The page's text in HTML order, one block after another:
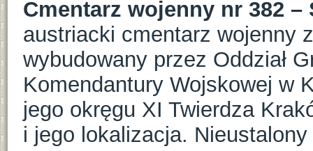
Cmentarz wojenny nr 382
austriacki cmentarz wojenny
wybudowany przez Oddział
Komendantury Wojskowej w
jego okręgu XI Twierdza
i jego lokalizacja.